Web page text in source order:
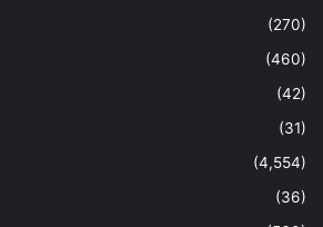
(270)
(460)
(42)
(31)
(4,554)
(36)